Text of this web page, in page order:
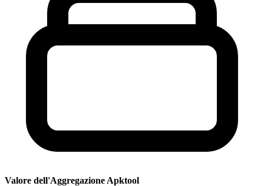
Valore dell'Aggregazione Apktool